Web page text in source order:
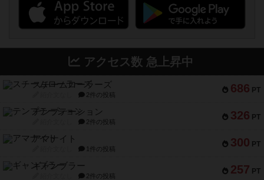
アクセス数 急上昇中
686 PT
スチームローラーズ
2件の投稿
326 PT
テンプテーション
2件の投稿
300 PT
アマナイト
1件の投稿
257 PT
ギャンブラー
2件の投稿